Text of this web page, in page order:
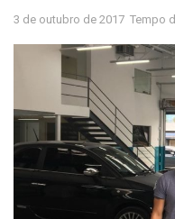
3 de outubro de 2017 Tempo